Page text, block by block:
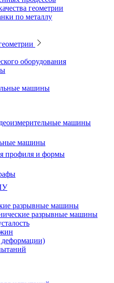
процессов
геометрии
по металлу
оборудования
машины
машины
машины
профиля и формы